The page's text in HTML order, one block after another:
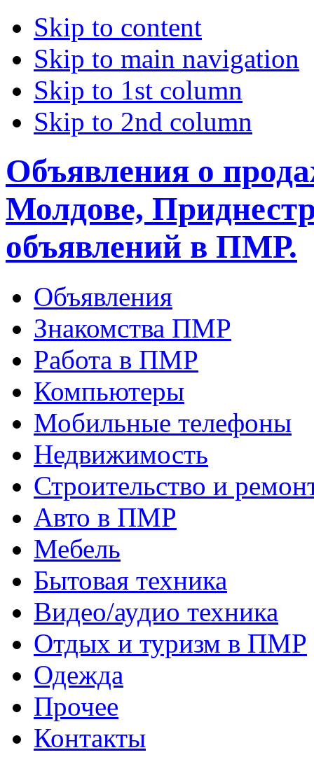
Skip to content
Skip to main navigation
Skip to 1st column
Skip to 2nd column
Объявления о
Молдове,
объявлений в ПМР.
Объявления
Знакомства ПМР
Работа в ПМР
Компьютеры
Мобильные телефоны
Недвижимость
Строительство и
Авто в ПМР
Мебель
Бытовая техника
Видео/аудио техника
Отдых и туризм в ПМР
Одежда
Прочее
Контакты